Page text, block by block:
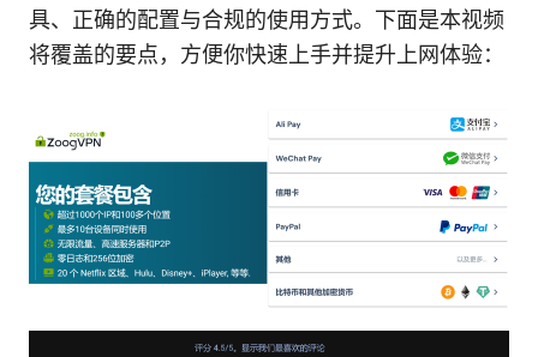
具、正确的配置与合规的使用方式。下面是本视频
将覆盖的要点，方便你快速上手并提升上网体验：